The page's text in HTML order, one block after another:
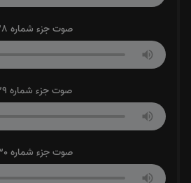
صوت جزء شماره 28
صوت جزء شماره 29
صوت جزء شماره 30